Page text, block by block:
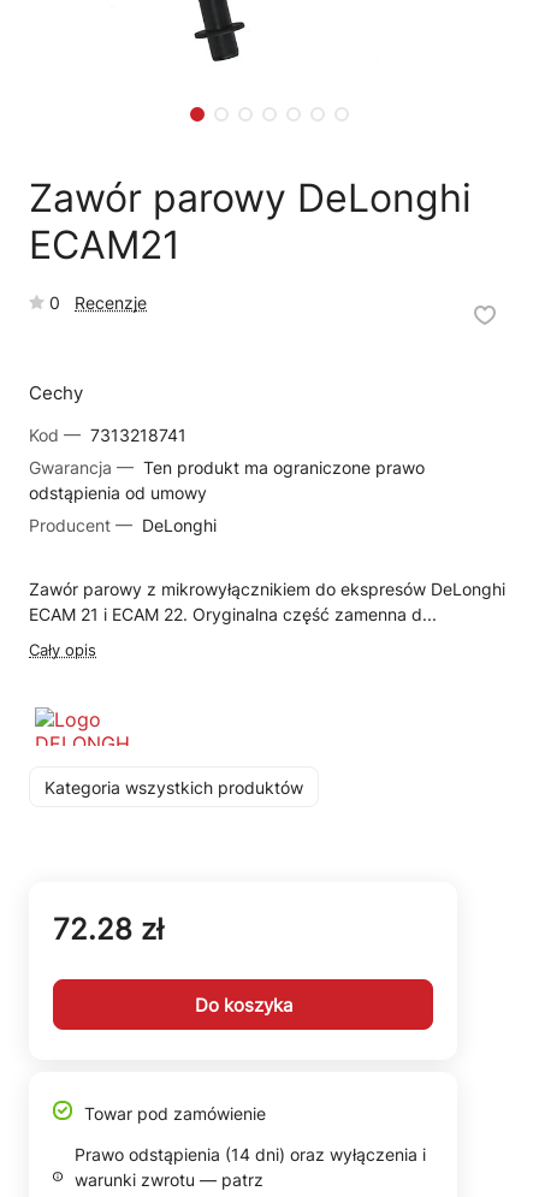
Zawór parowy DeLonghi
ECAM21
0 Recenzje
Cechy
Kod — 7313218741
Gwarancja — Ten produkt ma ograniczone prawo
odstąpienia od umowy
Producent — DeLonghi
Zawór parowy z mikrowyłącznikiem do ekspresów DeLonghi
ECAM 21 i ECAM 22. Oryginalna część zamenna d...
Cały opis
Kategoria wszystkich produktów
72.28 zł
Do koszyka
Towar pod zamówienie
Prawo odstąpienia (14 dni) oraz wyłączenia i
warunki zwrotu — patrz
Reklamacja naprawy